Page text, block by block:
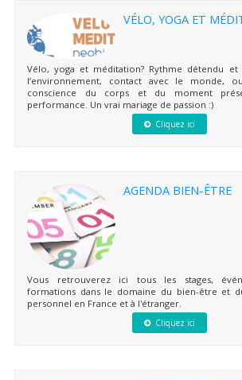
VÉLO, YOGA ET
Vélo, yoga et méditation? Rythme détendu
l’environnement, contact avec le monde,
conscience du corps et du moment
performance. Un vrai mariage de passion :)
Cliquez ici
AGENDA BIEN-ÊTRE
Vous retrouverez ici tous les stages,
formations dans le domaine du bien-être et
personnel en France et à l'étranger.
Cliquez ici